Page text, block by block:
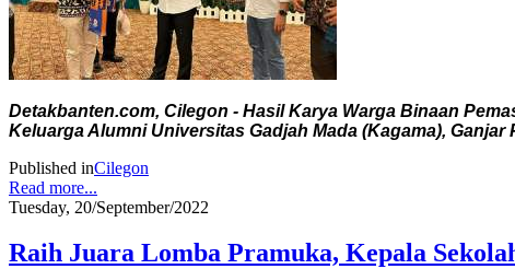
Detakbanten.com, Cilegon - Hasil Karya Warga Binaan
Keluarga Alumni Universitas Gadjah Mada (Kagama), Ganjar
Published inCilegon
Read more...
Tuesday, 20/September/2022
Raih Juara Lomba Pramuka, Kepala